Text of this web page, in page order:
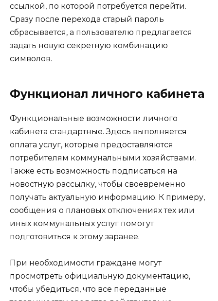
ссылкой, по которой потребуется перейти.
Сразу после перехода старый пароль
сбрасывается, а пользователю предлагается
задать новую секретную комбинацию
символов.
Функционал личного кабинета
Функциональные возможности личного
кабинета стандартные. Здесь выполняется
оплата услуг, которые предоставляются
потребителям коммунальными хозяйствами.
Также есть возможность подписаться на
новостную рассылку, чтобы своевременно
получать актуальную информацию. К примеру,
сообщения о плановых отключениях тех или
иных коммунальных услуг помогут
подготовиться к этому заранее.
При необходимости граждане могут
просмотреть официальную документацию,
чтобы убедиться, что все переданные